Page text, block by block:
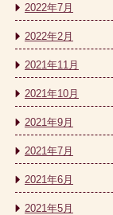
2022年7月
2022年2月
2021年11月
2021年10月
2021年9月
2021年7月
2021年6月
2021年5月